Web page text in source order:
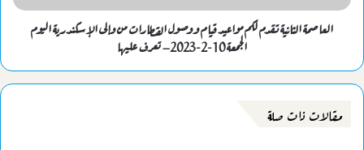
العاصمة الثانية تقدم لكم مواعيد قيام ووصول القطارات من وإلى الإسكندرية اليوم
الجمعة 10-2-2023– تعرف عليها
مقالات ذات صلة